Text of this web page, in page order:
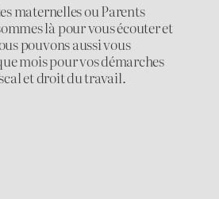
maternelles ou Parents
là pour vous écouter et
pouvons aussi vous
mois pour vos démarches
et droit du travail.